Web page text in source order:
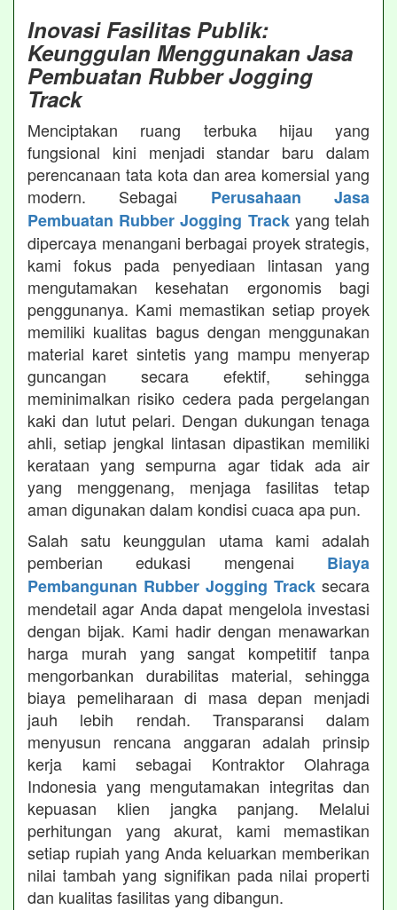
Inovasi Fasilitas Publik:
Keunggulan Menggunakan Jasa
Pembuatan Rubber Jogging
Track
Menciptakan ruang terbuka hijau yang
fungsional kini menjadi standar baru dalam
perencanaan tata kota dan area komersial yang
modern. Sebagai Perusahaan Jasa
Pembuatan Rubber Jogging Trackyang telah
dipercaya menangani berbagai proyek strategis,
kami fokus pada penyediaan lintasan yang
mengutamakan kesehatan ergonomis bagi
penggunanya. Kami memastikan setiap proyek
memiliki kualitas bagus dengan menggunakan
material karet sintetis yang mampu menyerap
guncangan secara efektif, sehingga
meminimalkan risiko cedera pada pergelangan
kaki dan lutut pelari. Dengan dukungan tenaga
ahli, setiap jengkal lintasan dipastikan memiliki
kerataan yang sempurna agar tidak ada air
yang menggenang, menjaga fasilitas tetap
aman digunakan dalam kondisi cuaca apa pun.
Salah satu keunggulan utama kami adalah
pemberian edukasi mengenai Biaya
Pembangunan Rubber Jogging Track secara
mendetail agar Anda dapat mengelola investasi
dengan bijak. Kami hadir dengan menawarkan
harga murah yang sangat kompetitif tanpa
mengorbankan durabilitas material, sehingga
biaya pemeliharaan di masa depan menjadi
jauh lebih rendah. Transparansi dalam
menyusun rencana anggaran adalah prinsip
kerja kami sebagai Kontraktor Olahraga
Indonesia yang mengutamakan integritas dan
kepuasan klien jangka panjang. Melalui
perhitungan yang akurat, kami memastikan
setiap rupiah yang Anda keluarkan memberikan
nilai tambah yang signifikan pada nilai properti
dan kualitas fasilitas yang dibangun.